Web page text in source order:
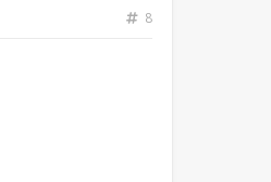
8